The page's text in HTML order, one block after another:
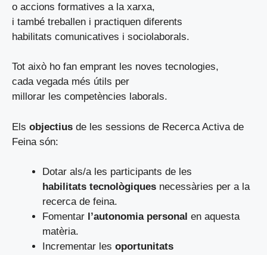
o accions formatives a la xarxa,
i també treballen i practiquen diferents
habilitats comunicatives i sociolaborals.
Tot això ho fan emprant les noves tecnologies,
cada vegada més útils per
millorar les competències laborals.
Els objectius de les sessions de Recerca Activa de
Feina són:
Dotar als/a les participants de les
habilitats tecnològiques necessàries per a la
recerca de feina.
Fomentar l’autonomia personal en aquesta
matèria.
Incrementar les oportunitats